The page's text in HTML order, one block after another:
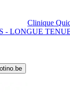
Clinique
- LONGUE